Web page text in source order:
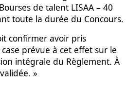
de talent LISAA – 40
toute la durée du Concours.
confirmer avoir pris
prévue à cet effet sur le
intégrale du Règlement. À
»